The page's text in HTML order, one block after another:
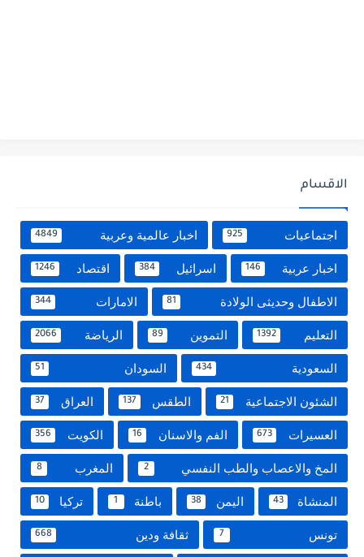
الاقسام
اجتماعيات 925 اخبار عالمية وعربية 4849
اخبار عربية 146 اسرائيل 384 اقتصاد 1246
الاطفال وحديثى الولادة 81 الامارات 344
التعليم 1392 التموين 89 الرياضة 2066
السعودية 434 السودان 51
الشئون الاجتماعية 21 الطقس 137 العراق 37
العسيرات 673 الفم والاسنان 16 الكويت 356
المخ والاعصاب والطب النفسي 2 المغرب 8
المنشاة 43 اليمن 38 باطنة 1 تركيا 10
تونس 7 ثقافة ودين 668